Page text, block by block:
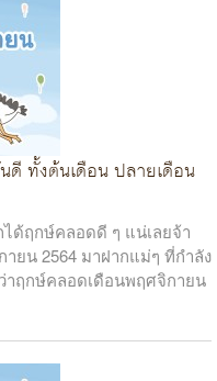
ทั้งต้นเดือน ปลายเดือน
ด้ฤกษ์คลอดดี ๆ แน่เลยจ้า
ยน 2564 มาฝากแม่ๆ ที่กำลัง
าฤกษ์คลอดเดือนพฤศจิกายน